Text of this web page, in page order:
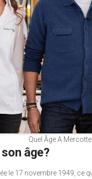
Quel Âge A Mercotte
âge?
le 17 novembre 1949, ce